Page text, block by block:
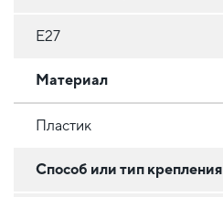
E27
Материал
Пластик
Способ или тип крепления